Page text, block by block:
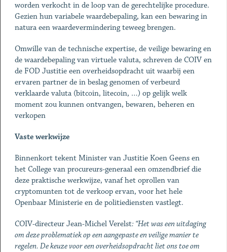
worden verkocht in de loop van de gerechtelijke procedure.
Gezien hun variabele waardebepaling, kan een bewaring in
natura een waardevermindering teweeg brengen.
Omwille van de technische expertise, de veilige bewaring en
de waardebepaling van virtuele valuta, schreven de COIV en
de FOD Justitie een overheidsopdracht uit waarbij een
ervaren partner de in beslag genomen of verbeurd
verklaarde valuta (bitcoin, litecoin, …) op gelijk welk
moment zou kunnen ontvangen, bewaren, beheren en
verkopen
Vaste werkwijze
Binnenkort tekent Minister van Justitie Koen Geens en
het College van procureurs-generaal een omzendbrief die
deze praktische werkwijze, vanaf het oprollen van
cryptomunten tot de verkoop ervan, voor het hele
Openbaar Ministerie en de politiediensten vastlegt.
COIV-directeur Jean-Michel Verelst: “Het was een uitdaging
om deze problematiek op een aangepaste en veilige manier te
regelen. De keuze voor een overheidsopdracht liet ons toe om